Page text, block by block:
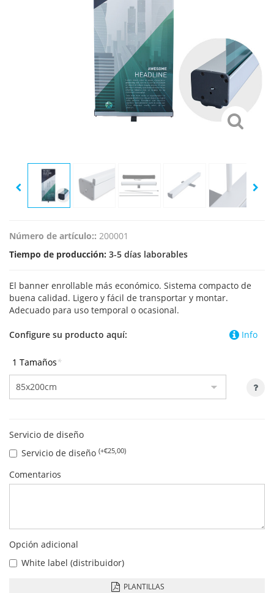
Número de artículo:: 200001
Tiempo de producción: 3-5 días laborables
El banner enrollable más económico. Sistema compacto de
buena calidad. Ligero y fácil de transportar y montar.
Adecuado para uso temporal o ocasional.
Info
Configure su producto aquí:
1 Tamaños*
Servicio de diseño
Servicio de diseño (+€25,00)
Comentarios
Opción adicional
White label (distribuidor)
PLANTILLAS